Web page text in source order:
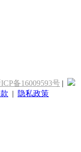
备16009593号 |
| 隐私政策